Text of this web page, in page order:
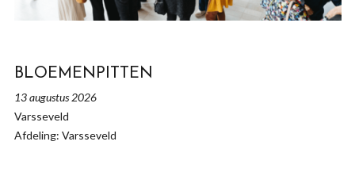
BLOEMENPITTEN
13 augustus 2026
Varsseveld
Afdeling: Varsseveld